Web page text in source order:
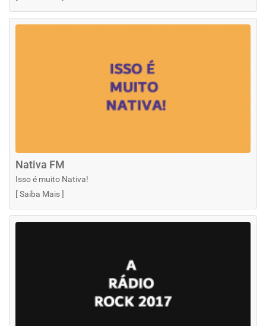
Nativa FM
Isso é muito Nativa!
[Saiba Mais]